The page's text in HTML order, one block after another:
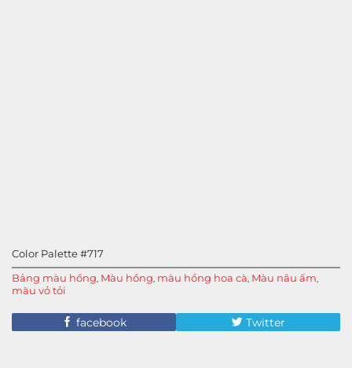
Color Palette #717
Bảng màu hồng, Màu hồng, màu hồng hoa cà, Màu nâu ấm,
màu vỏ tỏi
facebook Twitter